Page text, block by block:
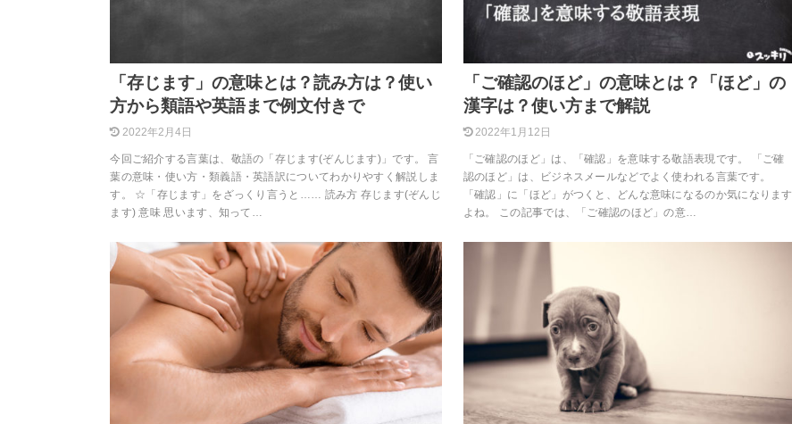
「存じます」の意味とは？読み方は？使い
方から類語や英語まで例文付きで
2022年2月4日
今回ご紹介する言葉は、敬語の「存じます(ぞんじます)」です。 言
葉の意味・使い方・類義語・英語訳についてわかりやすく解説しま
す。 ☆「存じます」をざっくり言うと…… 読み方 存じます(ぞんじ
ます) 意味 思います、知って…
「ご確認のほど」の意味とは？「ほど」の
漢字は？使い方まで解説
2022年1月12日
「ご確認のほど」は、「確認」を意味する敬語表現です。 「ご確
認のほど」は、ビジネスメールなどでよく使われる言葉です。
「確認」に「ほど」がつくと、どんな意味になるのか気になります
よね。 この記事では、「ご確認のほど」の意…